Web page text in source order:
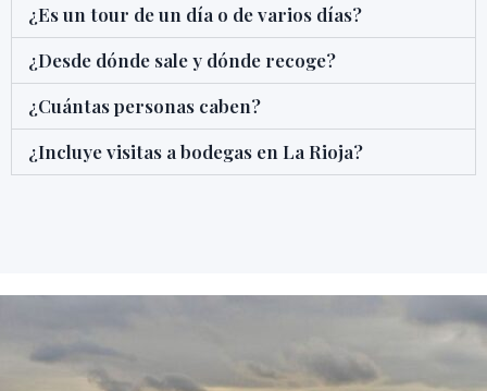
¿Es un tour de un día o de varios días?
¿Desde dónde sale y dónde recoge?
¿Cuántas personas caben?
¿Incluye visitas a bodegas en La Rioja?